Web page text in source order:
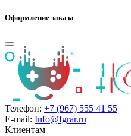
Оформление заказа
Телефон: +7 (967) 555 41 55
E-mail: Info@Igrar.ru
Клиентам